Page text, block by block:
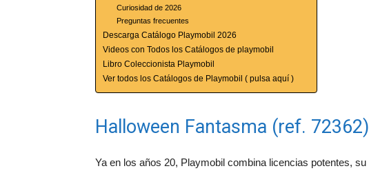
Curiosidad de 2026
Preguntas frecuentes
Descarga Catálogo Playmobil 2026
Videos con Todos los Catálogos de playmobil
Libro Coleccionista Playmobil
Ver todos los Catálogos de Playmobil ( pulsa aquí )
Halloween Fantasma (ref.
Ya en los años 20, Playmobil combina licencias potentes,